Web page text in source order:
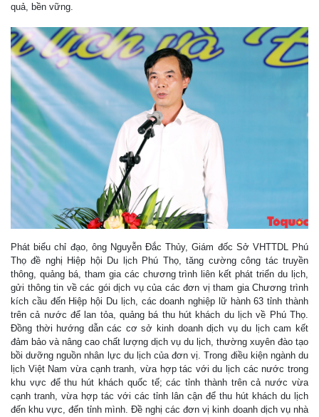
quả, bền vững.
Phát biểu chỉ đạo, ông Nguyễn Đắc Thủy, Giám đốc Sở VHTTDL Phú
Thọ đề nghị Hiệp hội Du lịch Phú Thọ, tăng cường công tác truyền
thông, quảng bá, tham gia các chương trình liên kết phát triển du lịch,
gửi thông tin về các gói dịch vụ của các đơn vị tham gia Chương trình
kích cầu đến Hiệp hội Du lịch, các doanh nghiệp lữ hành 63 tỉnh thành
trên cả nước để lan tỏa, quảng bá thu hút khách du lịch về Phú Thọ.
Đồng thời hướng dẫn các cơ sở kinh doanh dịch vụ du lịch cam kết
đảm bảo và nâng cao chất lượng dịch vụ du lịch, thường xuyên đào tạo
bồi dưỡng nguồn nhân lực du lịch của đơn vị. Trong điều kiện ngành du
lịch Việt Nam vừa cạnh tranh, vừa hợp tác với du lịch các nước trong
khu vực để thu hút khách quốc tế; các tỉnh thành trên cả nước vừa
cạnh tranh, vừa hợp tác với các tỉnh lân cận để thu hút khách du lịch
đến khu vực, đến tỉnh mình. Đề nghị các đơn vị kinh doanh dịch vụ nhà